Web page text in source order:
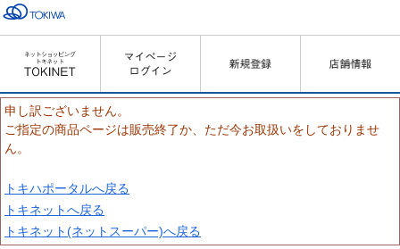
申し訳ございません。
ご指定の商品ページは販売終了か、ただ今お取扱いをしておりませ
ん。
トキハポータルへ戻る
トキネットへ戻る
トキネット(ネットスーパー)へ戻る